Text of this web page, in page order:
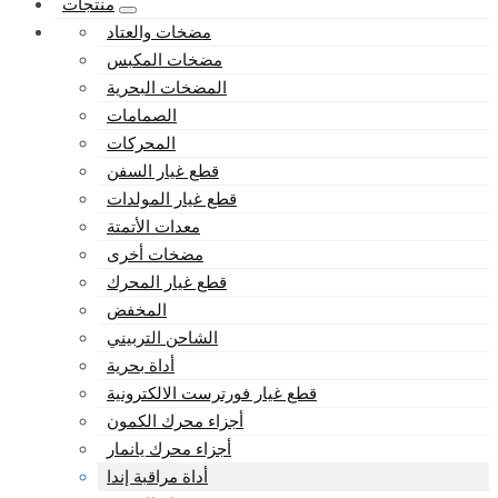
مضخات والعتاد
مضخات المكبس
المضخات البحرية
الصمامات
المحركات
قطع غيار السفن
قطع غيار المولدات
معدات الأتمتة
مضخات أخرى
قطع غيار المحرك
المخفض
الشاحن التربيني
أداة بحرية
قطع غيار فورترست الالكترونية
أجزاء محرك الكمون
أجزاء محرك يانمار
أداة مراقبة إندا